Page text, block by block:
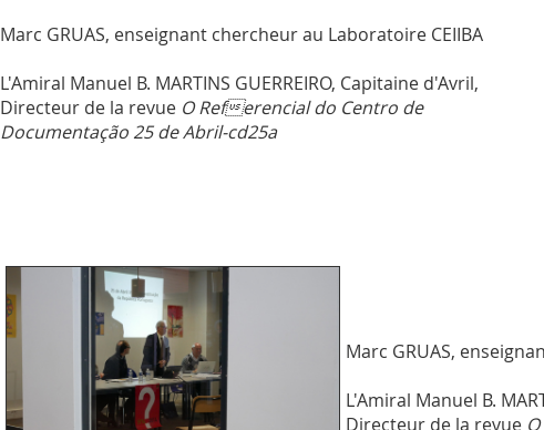
Marc GRUAS, enseignant chercheur au Laboratoire CEIIBA
L'Amiral Manuel B. MARTINS GUERREIRO, Capitaine d'Avril,
Directeur de la revue O Referencial do Centro de
Documentação 25 de Abril-cd25a
Marc GRUAS,
L'Amiral Manuel B.
Directeur de la revue